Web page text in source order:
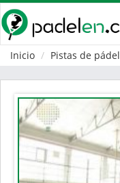
Inicio
Pistas de pádel